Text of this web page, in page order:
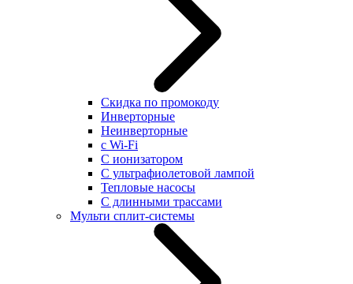
Скидка по промокоду
Инверторные
Неинверторные
с Wi-Fi
С ионизатором
С ультрафиолетовой лампой
Тепловые насосы
С длинными трассами
Мульти сплит-системы